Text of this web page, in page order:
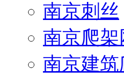
南京刺丝
南京爬架
南京建筑